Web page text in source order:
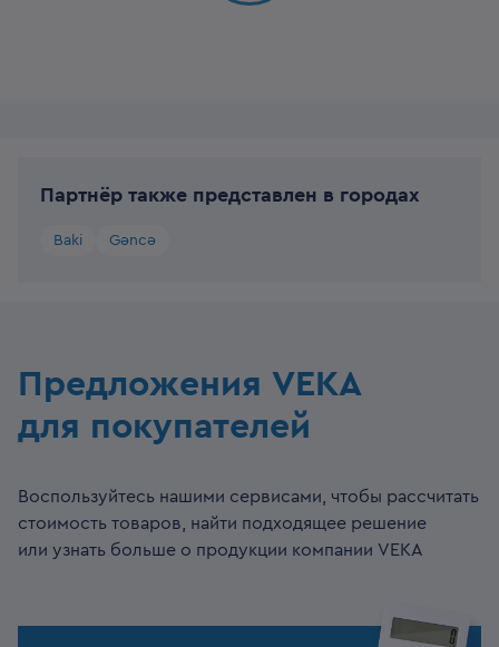
Партнёр также представлен в городах
Baki Gəncə
Предложения VEKA
для покупателей
Воспользуйтесь нашими сервисами, чтобы рассчитать
стоимость товаров, найти подходящее решение
или узнать больше о продукции компании VEKA